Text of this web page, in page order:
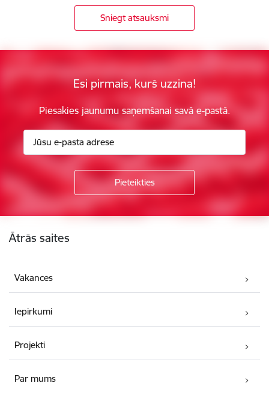
Sniegt atsauksmi
Esi pirmais, kurš uzzina!
Piesakies jaunumu saņemšanai savā e-pastā.
Ātrās saites
Vakances
Iepirkumi
Projekti
Par mums